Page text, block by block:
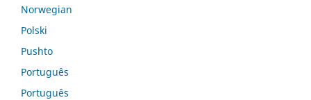
Norwegian
Polski
Pushto
Português
Português